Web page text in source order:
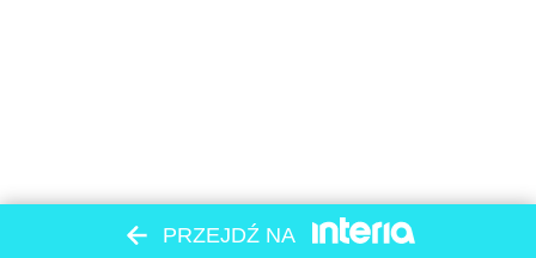
PRZEJDŹ NA